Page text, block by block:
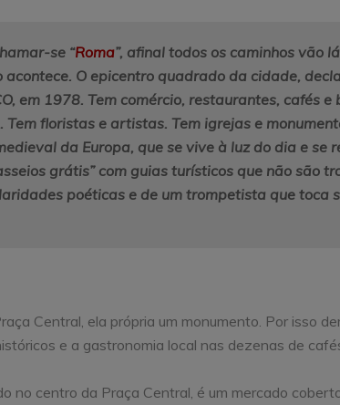
se “Roma”, afinal todos os caminhos vão
O epicentro quadrado da cidade,
em 1978. Tem comércio, restaurantes, cafés e
Tem floristas e artistas. Tem igrejas e
da Europa, que se vive à luz do dia e se
grátis” com guias turísticos que não são
poéticas e de um trompetista que toca
Central, ela própria um monumento. Por isso
e a gastronomia local nas dezenas de
no centro da Praça Central, é um mercado